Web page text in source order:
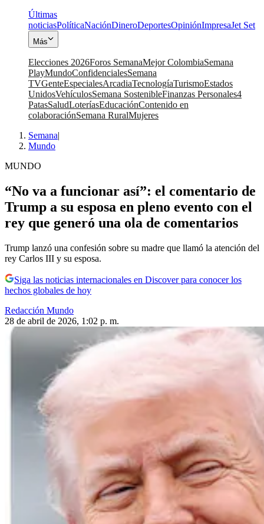
Últimas
noticiasPolíticaNaciónDineroDeportesOpiniónImpresaJet Set
Más
Elecciones 2026Foros SemanaMejor ColombiaSemana
PlayMundoConfidencialesSemana
TVGenteEspecialesArcadiaTecnologíaTurismoEstados
UnidosVehículosSemana SostenibleFinanzas Personales4
PatasSaludLoteríasEducaciónContenido en
colaboraciónSemana RuralMujeres
Semana|
Mundo
MUNDO
“No va a funcionar así”: el comentario de
Trump a su esposa en pleno evento con el
rey que generó una ola de comentarios
Trump lanzó una confesión sobre su madre que llamó la atención del
rey Carlos III y su esposa.
Siga las noticias internacionales en Discover para conocer los
hechos globales de hoy
Redacción Mundo
28 de abril de 2026, 1:02 p. m.